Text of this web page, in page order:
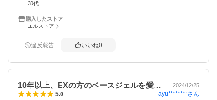
30代
購入したストア
エルストア
違反報告 いいね0
10年以上、EXの方のベースジェルを愛… 2024/12/25
5.0 ayu********さん